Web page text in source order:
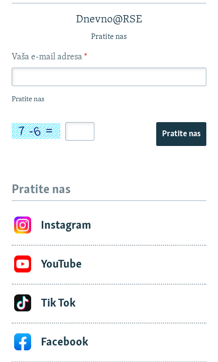
Dnevno@RSE
Pratite nas
Vaša e-mail adresa *
Pratite nas
Pratite nas
Pratite nas
Instagram
YouTube
Tik Tok
Facebook